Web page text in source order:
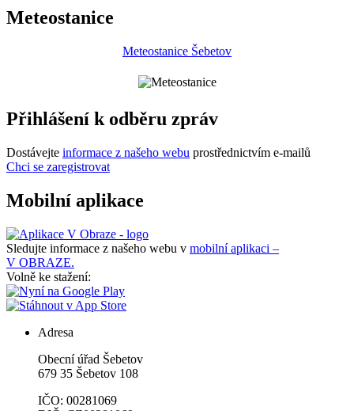
Meteostanice
Meteostanice Šebetov
Přihlášení k odběru zpráv
Dostávejte informace z našeho webu prostřednictvím e-mailů
Chci se zaregistrovat
Mobilní aplikace
Sledujte informace z našeho webu v mobilní aplikaci –
V OBRAZE.
Volně ke stažení:
Adresa
Obecní úřad Šebetov
679 35 Šebetov 108
IČO: 00281069